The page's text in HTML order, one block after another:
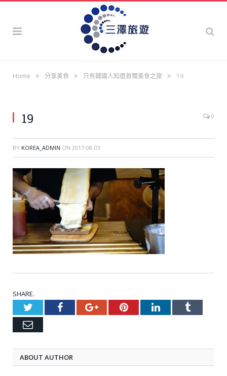
Home » 分享美食 » 只有韓國人知道首爾美食之旅 » 19
19 0
BY KOREA_ADMIN ON 2017-08-03
SHARE.
TwitterFacebookGoogle+PinterestLinkedInTumblr
Email
ABOUT AUTHOR